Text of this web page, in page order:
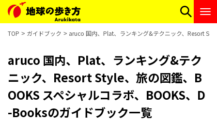
TOP ガイドブック aruco 国内、Plat、ランキング&テクニック、Resort
aruco 国内、Plat、ランキング&テク
ニック、Resort Style、旅の図鑑、B
OOKS スペシャルコラボ、BOOKS、D
-Booksのガイドブック一覧